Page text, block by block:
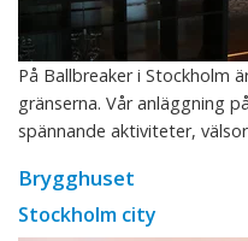
På Ballbreaker i Stockholm
gränserna. Vår anläggning
spännande aktiviteter,
Brygghuset
Stockholm city